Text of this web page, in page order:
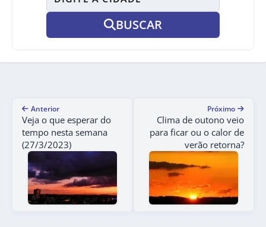
BUSCAR
Anterior
Veja o que esperar do
tempo nesta semana
(27/3/2023)
Próximo
Clima de outono veio
para ficar ou o calor de
verão retorna?